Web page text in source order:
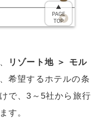
リゾート地 ＞ モル
希望するホテルの条
で、3～5社から旅行
す。